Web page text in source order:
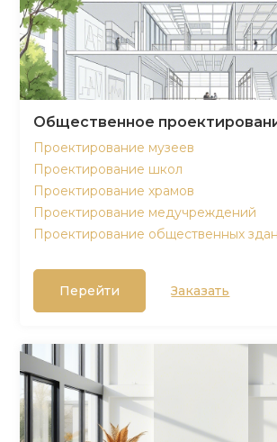
Общественное
Проектирование музеев
Проектирование школ
Проектирование храмов
Проектирование медучреждений
Проектирование общественных
Перейти Заказать